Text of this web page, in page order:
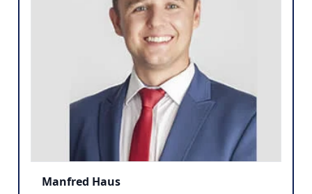
Manfred Haus